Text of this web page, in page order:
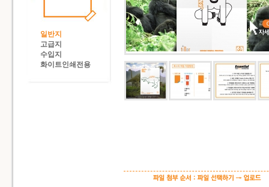
일반지
고급지
수입지
화이트인쇄전용